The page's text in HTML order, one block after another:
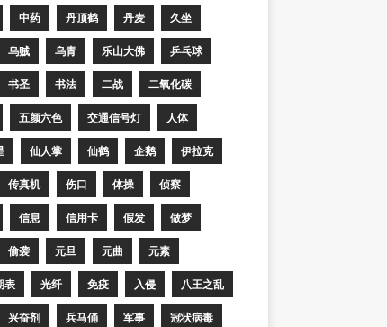
中药 丹顶鹤 丹麦 久坐
乌贼 乌青 乐山大佛 乒乓球
书圣 书法 二战 二氧化碳
五颜六色 交通信号灯 人体
仙人掌 仙鹤 企鹅 伊拉克
传真机 伤口 体操 侦察
信息 信用卡 假发 做梦
偷袭 元旦 元曲 元素
表 光纤 免疫 入侵 八王之乱
兴奋剂 兵马俑 军事 冠状病毒